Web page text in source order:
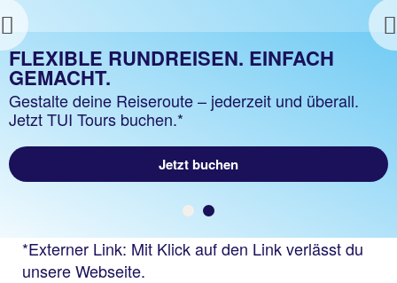
Previous
TUI RUNDREISEN WELTWEIT
Die TOP 45 TUI Rundreise Highlights entdecken!
Zum TUI Rundreise Magazin
FLEXIBLE RUNDREISEN. EINFACH
GEMACHT.
Gestalte deine Reiseroute – jederzeit und überall.
Jetzt TUI Tours buchen.*
Jetzt buchen
*Externer Link: Mit Klick auf den Link verlässt du
unsere Webseite.